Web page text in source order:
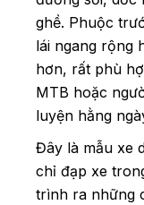
ghề. Phuộc
lái ngang rộng
hơn, rất phù
MTB hoặc
luyện hằng
Đây là mẫu xe
chỉ đạp xe
trình ra những